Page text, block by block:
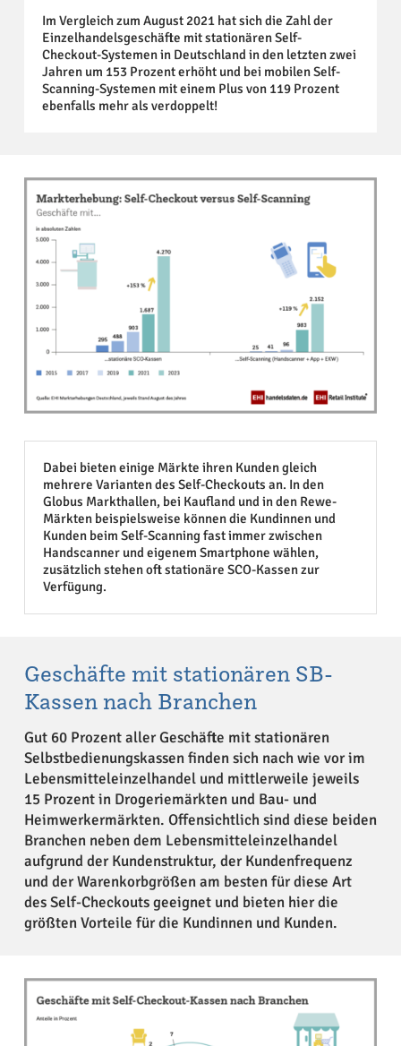
Im Vergleich zum August 2021 hat sich die Zahl der
Einzelhandelsgeschäfte mit stationären Self-
Checkout-Systemen in Deutschland in den letzten zwei
Jahren um 153 Prozent erhöht und bei mobilen Self-
Scanning-Systemen mit einem Plus von 119 Prozent
ebenfalls mehr als verdoppelt!
Dabei bieten einige Märkte ihren Kunden gleich
mehrere Varianten des Self-Checkouts an. In den
Globus Markthallen, bei Kaufland und in den Rewe-
Märkten beispielsweise können die Kundinnen und
Kunden beim Self-Scanning fast immer zwischen
Handscanner und eigenem Smartphone wählen,
zusätzlich stehen oft stationäre SCO-Kassen zur
Verfügung.
Geschäfte mit stationären SB-
Kassen nach Branchen
Gut 60 Prozent aller Geschäfte mit stationären
Selbstbedienungskassen finden sich nach wie vor im
Lebensmitteleinzelhandel und mittlerweile jeweils
15 Prozent in Drogeriemärkten und Bau- und
Heimwerkermärkten. Offensichtlich sind diese beiden
Branchen neben dem Lebensmitteleinzelhandel
aufgrund der Kundenstruktur, der Kundenfrequenz
und der Warenkorbgrößen am besten für diese Art
des Self-Checkouts geeignet und bieten hier die
größten Vorteile für die Kundinnen und Kunden.